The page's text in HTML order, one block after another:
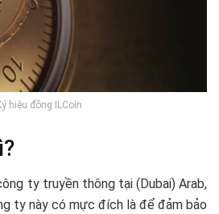
hiệu đồng ILCoin
ty truyền thông tại (Dubai) Arab,
ty này có mực đích là để đảm bảo